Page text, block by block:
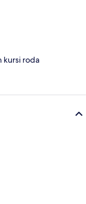
kursi roda